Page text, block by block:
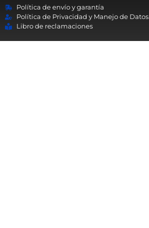
Política de envío y garantía
Política de Privacidad y Manejo de Datos
Libro de reclamaciones